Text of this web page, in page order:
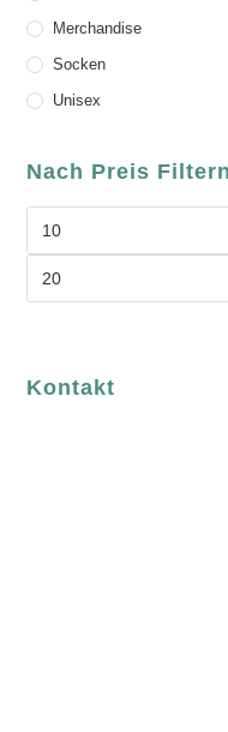
Merchandise
Socken
Unisex
Nach Preis Filtern
Kontakt